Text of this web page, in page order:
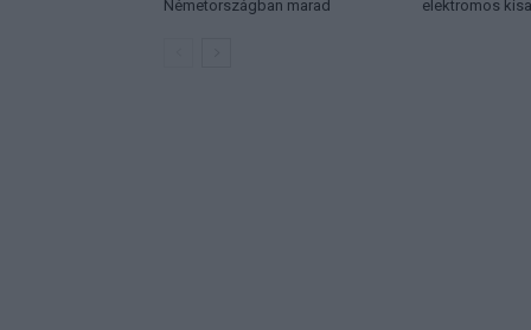
Németországban marad elektromos